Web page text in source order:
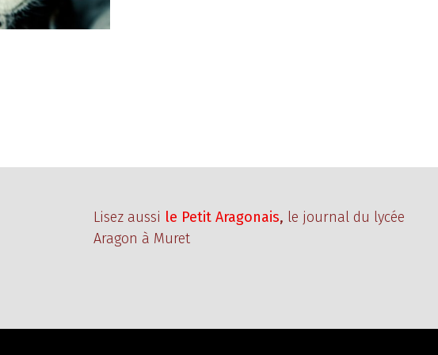
Lisez aussi le Petit Aragonais, le journal du lycée
Aragon à Muret